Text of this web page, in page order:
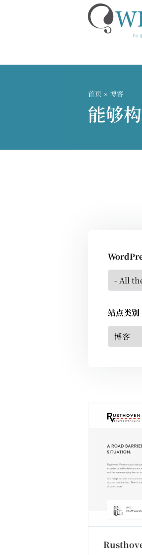
首页 » 博客
能够
站点类别